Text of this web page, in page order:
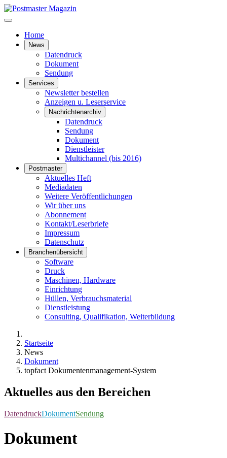
Home
News
Datendruck
Dokument
Sendung
Services
Newsletter bestellen
Anzeigen u. Leserservice
Nachrichtenarchiv
Datendruck
Sendung
Dokument
Dienstleister
Multichannel (bis 2016)
Postmaster
Aktuelles Heft
Mediadaten
Weitere Veröffentlichungen
Wir über uns
Abonnement
Kontakt/Leserbriefe
Impressum
Datenschutz
Branchenübersicht
Software
Druck
Maschinen, Hardware
Einrichtung
Hüllen, Verbrauchsmaterial
Dienstleistung
Consulting, Qualifikation, Weiterbildung
Startseite
News
Dokument
topfact Dokumentenmanagement-System
Aktuelles aus den Bereichen
DatendruckDokumentSendung
Dokument